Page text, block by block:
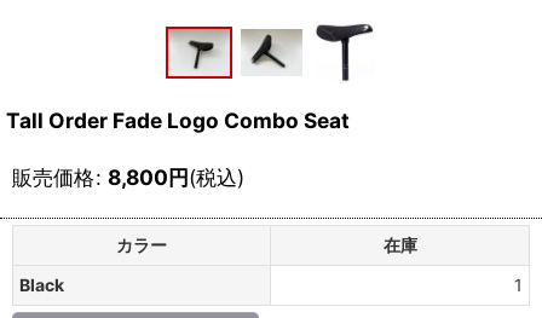
Tall Order Fade Logo Combo Seat
販売価格: 8,800円(税込)
カラー
在庫
Black
1